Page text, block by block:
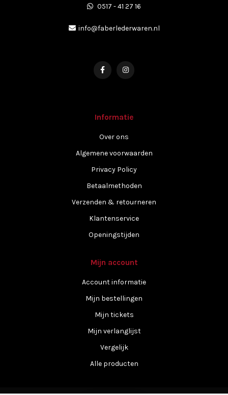
0517 - 41 27 16
info@faberlederwaren.nl
Informatie
Over ons
Algemene voorwaarden
Privacy Policy
Betaalmethoden
Verzenden & retourneren
Klantenservice
Openingstijden
Mijn account
Account informatie
Mijn bestellingen
Mijn tickets
Mijn verlanglijst
Vergelijk
Alle producten